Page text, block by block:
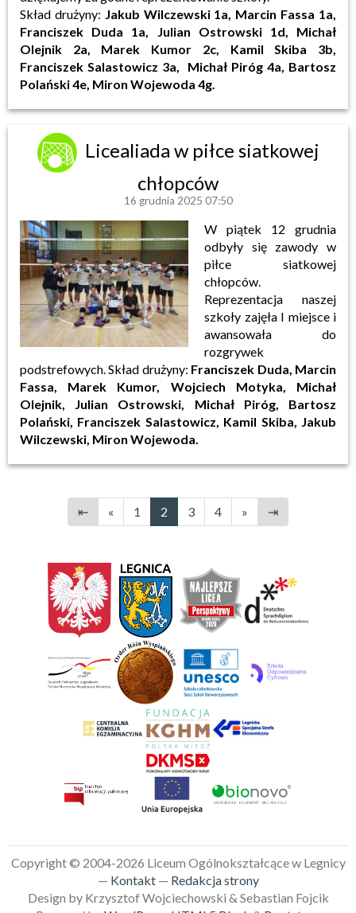
Skład drużyny: Jakub Wilczewski 1a, Marcin Fassa 1a,
Franciszek Duda 1a, Julian Ostrowski 1d, Michał
Olejnik 2a, Marek Kumor 2c, Kamil Skiba 3b,
Franciszek Salastowicz 3a, Michał Piróg 4a, Bartosz
Polański 4e, Miron Wojewoda 4g.
Licealiada w piłce siatkowej
chłopców
16 grudnia 2025 07:50
W piątek 12 grudnia
odbyły się zawody w
piłce siatkowej
chłopców.
Reprezentacja naszej
szkoły zajęła I miejsce i
awansowała do
rozgrywek
podstrefowych. Skład drużyny: Franciszek Duda, Marcin
Fassa, Marek Kumor, Wojciech Motyka, Michał
Olejnik, Julian Ostrowski, Michał Piróg, Bartosz
Polański, Franciszek Salastowicz, Kamil Skiba, Jakub
Wilczewski, Miron Wojewoda.
⇤ « 1 2 3 4 » ⇥
Copyright © 2004-2026 Liceum Ogólnokształcące w Legnicy
— Kontakt— Redakcja strony
Design by Krzysztof Wojciechowski & Sebastian Fojcik